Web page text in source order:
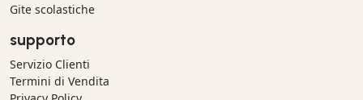
Gite scolastiche
supporto
Servizio Clienti
Termini di Vendita